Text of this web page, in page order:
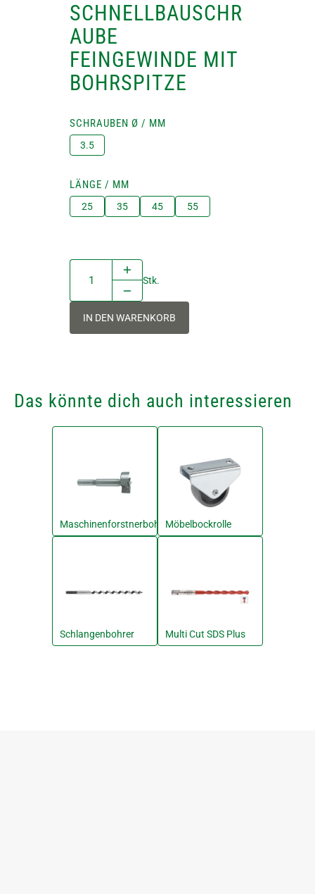
SCHNELLBAUSCHR
AUBE
FEINGEWINDE MIT
BOHRSPITZE
SCHRAUBEN Ø / MM
3.5
LÄNGE / MM
25 35 45 55
Stk.
IN DEN WARENKORB
Das könnte dich auch interessieren
MaschinenforstnerbohrerMöbelbockrolle
Schlangenbohrer Multi Cut SDS Plus